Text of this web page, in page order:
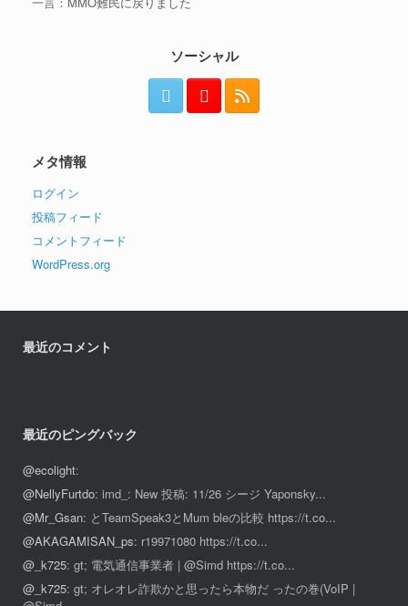
ソーシャル
メタ情報
ログイン
投稿フィード
コメントフィード
WordPress.org
最近のコメント
最近のピングバック
@ecolight:
@NellyFurtdo: imd_: New 投稿: 11/26 シージ Yaponsky...
@Mr_Gsan: とTeamSpeak3とMum bleの比較 https://t.co...
@AKAGAMISAN_ps: r19971080 https://t.co...
@_k725: gt; 電気通信事業者 | @Simd https://t.co...
@_k725: gt; オレオレ詐欺かと思ったら本物だ ったの巻(VoIP |